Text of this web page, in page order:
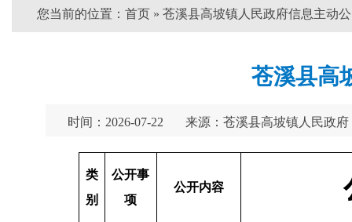
您当前的位置： 首页 » 苍溪县高坡镇人民政府信息主动
苍溪县高
时间：2026-07-22 来源：苍溪县高坡镇人民政府
类
别
公开事
项
公开内容